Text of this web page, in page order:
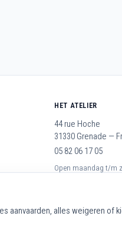
HET ATELIER
44 rue Hoche
31330 Grenade —
05 82 06 17 05
Open maandag t/m
aanvaarden, alles weigeren of